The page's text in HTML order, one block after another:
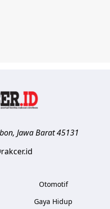
, Jawa Barat 45131
Otomotif
Gaya Hidup